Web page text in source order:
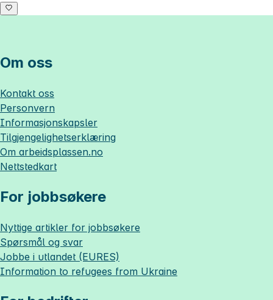
Om oss
Kontakt oss
Personvern
Informasjonskapsler
Tilgjengelighetserklæring
Om arbeidsplassen.no
Nettstedkart
For jobbsøkere
Nyttige artikler for jobbsøkere
Spørsmål og svar
Jobbe i utlandet (EURES)
Information to refugees from Ukraine